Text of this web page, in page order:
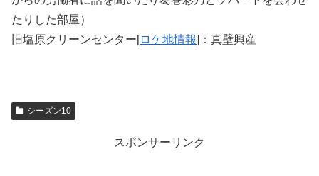
たりした部屋）
旧塩原クリーンセンター[ロケ地情報]：真壁興産
シーズン10
スポンサーリンク